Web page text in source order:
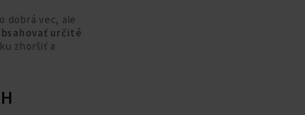
dobrá vec, ale
určité
zhoršiť a